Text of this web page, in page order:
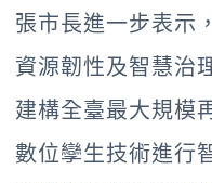
張市長進一步表示
資源韌性及智慧治
建構全臺最大規模
數位孿生技術進行